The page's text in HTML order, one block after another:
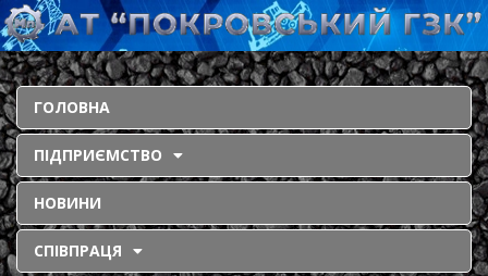
ГОЛОВНА
ПІДПРИЄМСТВО
НОВИНИ
СПІВПРАЦЯ